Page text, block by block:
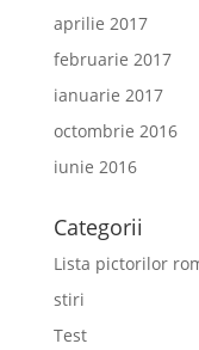
aprilie 2017
februarie 2017
ianuarie 2017
octombrie 2016
iunie 2016
Categorii
Lista pictorilor
stiri
Test